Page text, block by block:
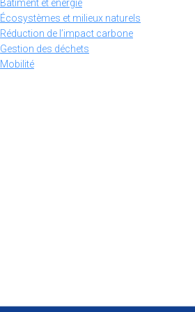
Bâtiment et énergie
Écosystèmes et milieux naturels
Réduction de l’impact carbone
Gestion des déchets
Mobilité